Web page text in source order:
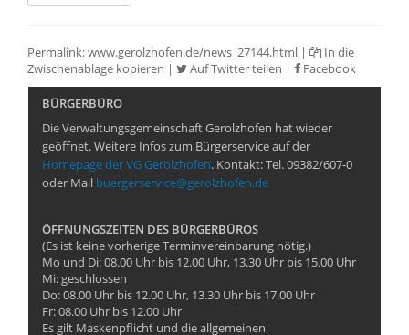
Permalink:www.gerolzhofen.de/news_27144.html |
In die
Zwischenablage kopieren | Auf Twitter teilen | Facebook
BÜRGERBÜRO
Die Verwaltungsgemeinschaft Gerolzhofen hat wieder
geöffnet. Weitere Infos zum Bürgerservice auf der
Homepage der VG Gerolzhofen. Kontakt: Tel. 09382/607-0
oder Mail buergerservice@gerolzhofen.de
ÖFFNUNGSZEITEN DES BÜRGERBÜROS
(Es ist keine vorherige Terminvereinbarung nötig.)
Mo und Di: 08.00 Uhr bis 12.00 Uhr, 13.30 Uhr bis 15.00 Uhr
Mi: geschlossen
Do: 08.00 Uhr bis 12.00 Uhr, 13.30 Uhr bis 17.00 Uhr
Fr: 08.00 Uhr bis 12.00 Uhr
Es gilt Maskenpflicht und die allgemeinen